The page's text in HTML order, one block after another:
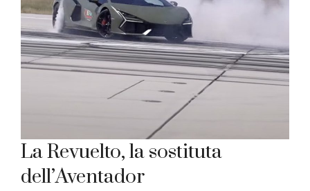
La Revuelto, la sostituta
dell’Aventador